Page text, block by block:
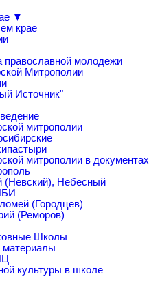
▼
крае
православной молодежи
Митрополии
Источник"
митрополии
митрополии в документах
(Невский), Небесный
(Городцев)
(Реморов)
Школы
материалы
культуры в школе